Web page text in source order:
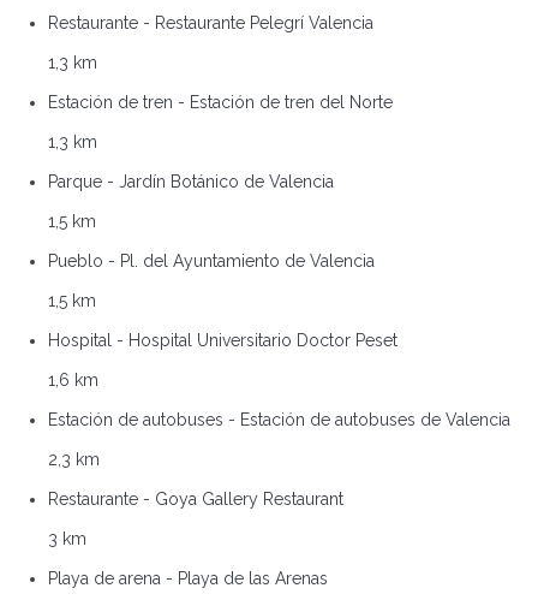
Restaurante - Restaurante Pelegrí Valencia
1,3 km
Estación de tren - Estación de tren del Norte
1,3 km
Parque - Jardín Botánico de Valencia
1,5 km
Pueblo - Pl. del Ayuntamiento de Valencia
1,5 km
Hospital - Hospital Universitario Doctor Peset
1,6 km
Estación de autobuses - Estación de autobuses de Valencia
2,3 km
Restaurante - Goya Gallery Restaurant
3 km
Playa de arena - Playa de las Arenas